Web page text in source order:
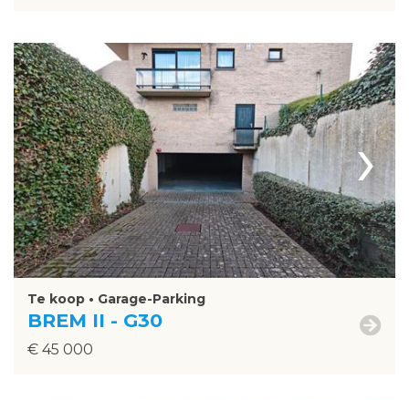
›
Te koop • Garage-Parking
BREM II - G30
€ 45 000